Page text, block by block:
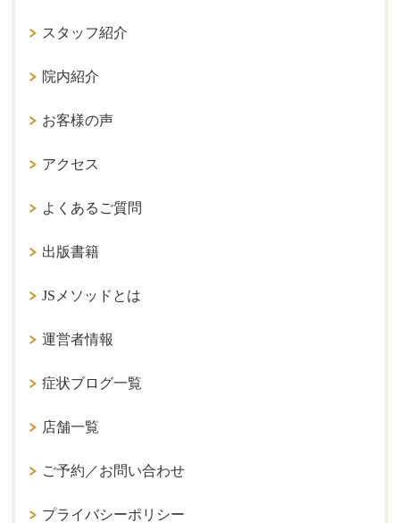
スタッフ紹介
院内紹介
お客様の声
アクセス
よくあるご質問
出版書籍
JSメソッドとは
運営者情報
症状ブログ一覧
店舗一覧
ご予約／お問い合わせ
プライバシーポリシー